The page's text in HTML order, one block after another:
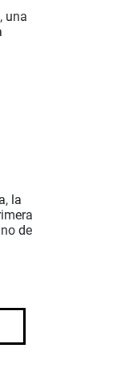
una
la
de